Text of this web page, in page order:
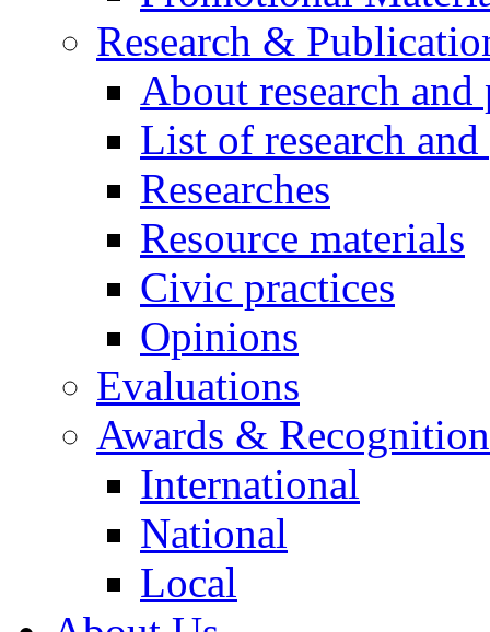
Research &
About research
List of research
Researches
Resource materials
Civic practices
Opinions
Evaluations
Awards &
International
National
Local